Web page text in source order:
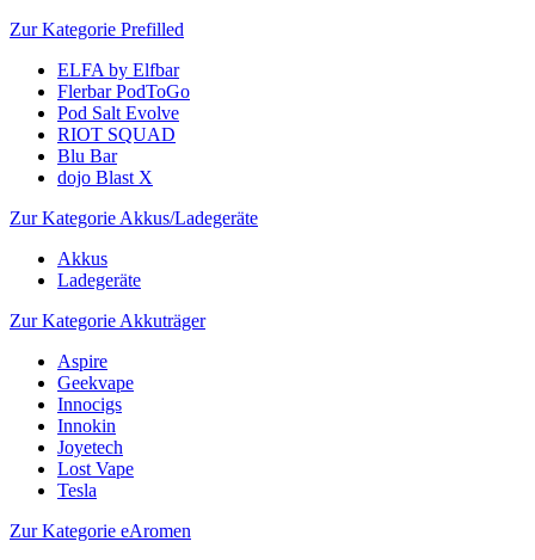
Zur Kategorie Prefilled
ELFA by Elfbar
Flerbar PodToGo
Pod Salt Evolve
RIOT SQUAD
Blu Bar
dojo Blast X
Zur Kategorie Akkus/Ladegeräte
Akkus
Ladegeräte
Zur Kategorie Akkuträger
Aspire
Geekvape
Innocigs
Innokin
Joyetech
Lost Vape
Tesla
Zur Kategorie eAromen